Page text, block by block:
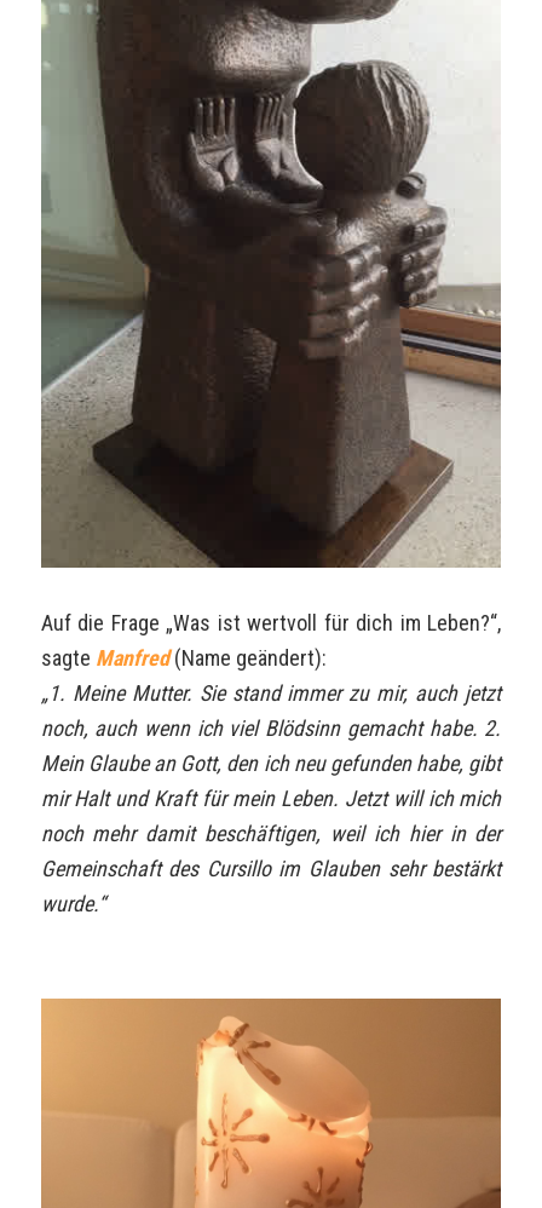
Auf die Frage „Was ist wertvoll für dich im Leben?“,
sagte Manfred (Name geändert):
„1. Meine Mutter. Sie stand immer zu mir, auch jetzt
noch, auch wenn ich viel Blödsinn gemacht habe. 2.
Mein Glaube an Gott, den ich neu gefunden habe, gibt
mir Halt und Kraft für mein Leben. Jetzt will ich mich
noch mehr damit beschäftigen, weil ich hier in der
Gemeinschaft des Cursillo im Glauben sehr bestärkt
wurde.“